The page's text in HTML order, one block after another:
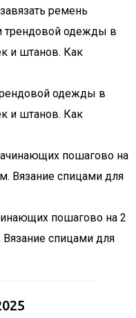
ремень
одежды в
и штанов. Как
пошагово на 2
спицами для